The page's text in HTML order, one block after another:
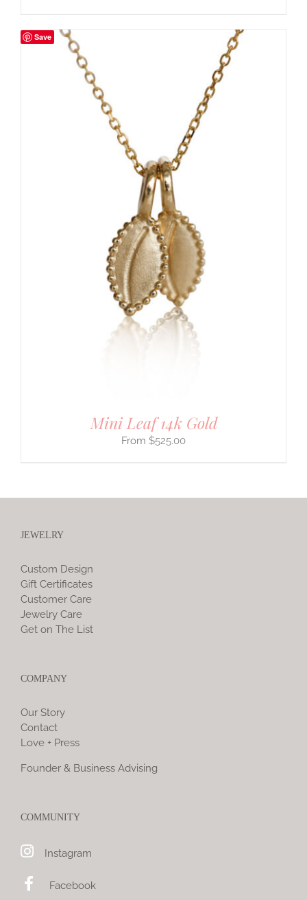
Save
Mini Leaf 14k Gold
$525.00
JEWELRY
Custom Design
Gift Certificates
Customer Care
Jewelry Care
Get on The List
COMPANY
Our Story
Contact
Love + Press
Founder & Business Advising
COMMUNITY
Instagram
Facebook